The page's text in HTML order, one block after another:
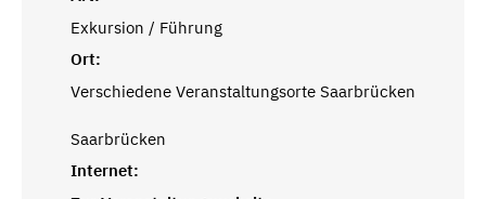
Exkursion / Führung
Ort:
Verschiedene Veranstaltungsorte Saarbrücken
Saarbrücken
Internet: